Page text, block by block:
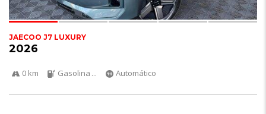
JAECOO J7 LUXURY
2026
0 km Gasolina ... Automático